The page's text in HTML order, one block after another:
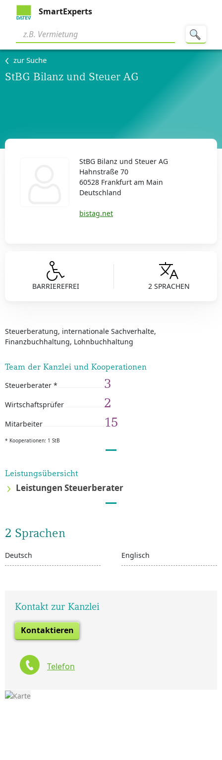
SmartExperts
zur Suche
StBG Bilanz und Steuer AG
BARRIEREFREI 2 SPRACHEN
Steuerberatung, internationale Sachverhalte,
Finanzbuchhaltung, Lohnbuchhaltung
Team der Kanzlei und Kooperationen
Steuerberater * 3
Wirtschaftsprüfer 2
Mitarbeiter 15
* Kooperationen: 1 StB
Leistungsübersicht
Leistungen Steuerberater
2 Sprachen
Deutsch Englisch
StBG Bilanz und Steuer AG
Hahnstraße 70
60528 Frankfurt am Main
Deutschland
bistag.net
Kontakt zur Kanzlei
Kontaktieren
Telefon